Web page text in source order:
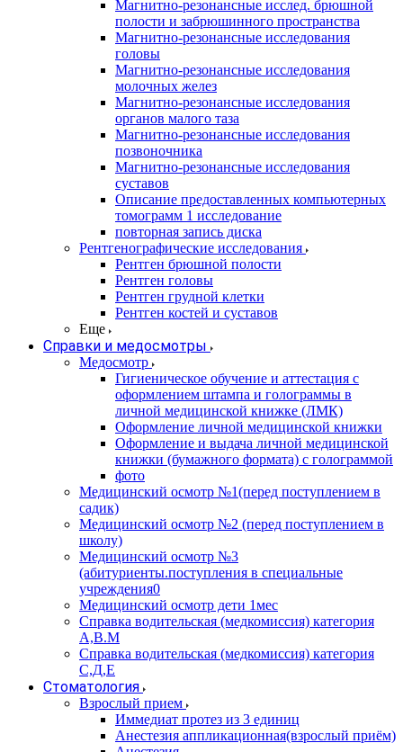
Магнитно-резонансные исслед. брюшной
полости и забрюшинного пространства
Магнитно-резонансные исследования
головы
Магнитно-резонансные исследования
молочных желез
Магнитно-резонансные исследования
органов малого таза
Магнитно-резонансные исследования
позвоночника
Магнитно-резонансные исследования
суставов
Описание предоставленных компьютерных
томограмм 1 исследование
повторная запись диска
Рентгенографические исследования
Рентген брюшной полости
Рентген головы
Рентген грудной клетки
Рентген костей и суставов
Еще
Справки и медосмотры
Медосмотр
Гигиеническое обучение и аттестация с
оформлением штампа и голограммы в
личной медицинской книжке (ЛМК)
Оформление личной медицинской книжки
Оформление и выдача личной медицинской
книжки (бумажного формата) с голограммой
фото
Медицинский осмотр №1(перед поступлением в
садик)
Медицинский осмотр №2 (перед поступлением в
школу)
Медицинский осмотр №3
(абитуриенты.поступления в специальные
учреждения0
Медицинский осмотр дети 1мес
Справка водительская (медкомиссия) категория
А,В.М
Справка водительская (медкомиссия) категория
С,Д,Е
Стоматология
Взрослый прием
Иммедиат протез из 3 единиц
Анестезия аппликационная(взрослый приём)